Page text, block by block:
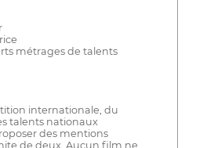
métrages de talents
internationale, du
talents nationaux
des mentions
de deux. Aucun film ne